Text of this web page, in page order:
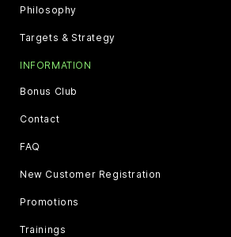
Philosophy
Targets & Strategy
INFORMATION
Bonus Club
Contact
FAQ
New Customer Registration
Promotions
Trainings